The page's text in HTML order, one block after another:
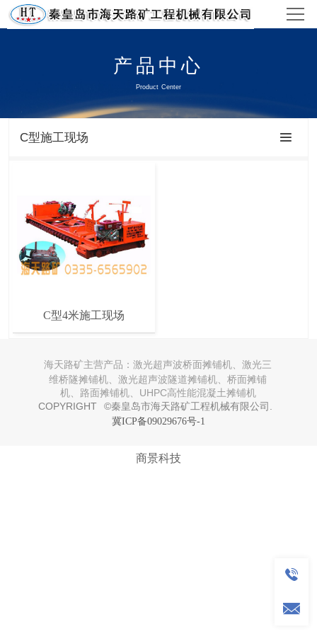
官网首页
工程案例
关于/联系
产品中心
Product Center
C型施工现场
C型4米施工现场
海天路矿主营产品：激光超声波桥面摊铺机、激光三
维桥隧摊铺机、激光超声波隧道摊铺机、桥面摊铺
机、路面摊铺机、UHPC高性能混凝土摊铺机
COPYRIGHT  ©秦皇岛市海天路矿工程机械有限公司.
冀ICP备09029676号-1
商景科技